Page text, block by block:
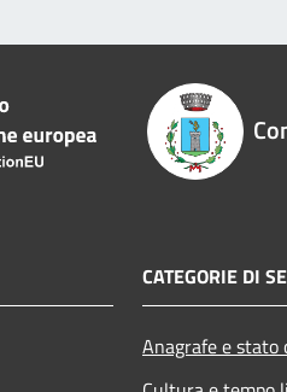
CATEGORIE DI
Anagrafe e stato